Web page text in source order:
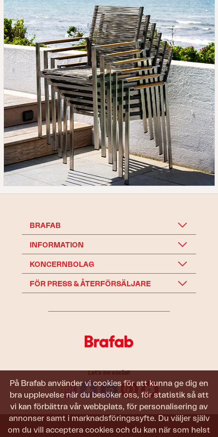
På Brafab använder vi cookies för att kunna ge dig en
bra upplevelse när du besöker oss, för statistik så att
vi kan förbättra vår webbplats, för personalisering av
annonser samt i marknadsföringssyfte. Du väljer själv
om du vill acceptera cookies och du kan när som helst
BRAFAB
INFORMATION
KONCERNBOLAG
FÖR PRESS & ÅTERFÖRSÄLJARE
Let's be social!